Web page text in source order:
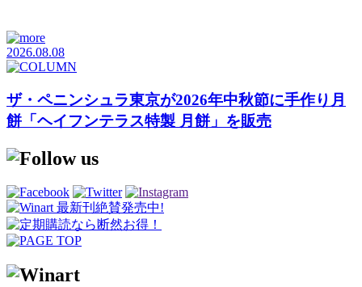
2026.08.08
ザ・ペニンシュラ東京が2026年中秋節に手作り月
餅「ヘイフンテラス特製 月餅」を販売